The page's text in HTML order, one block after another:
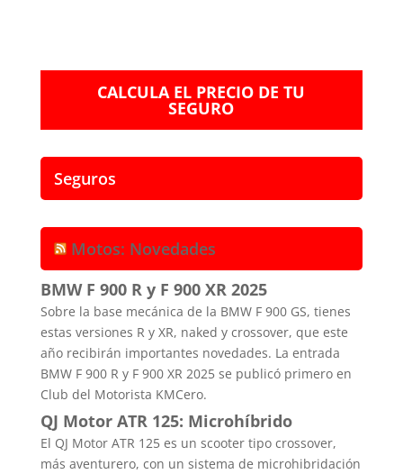
CALCULA EL PRECIO DE TU
SEGURO
Seguros
Motos: Novedades
BMW F 900 R y F 900 XR 2025
Sobre la base mecánica de la BMW F 900 GS, tienes
estas versiones R y XR, naked y crossover, que este
año recibirán importantes novedades. La entrada
BMW F 900 R y F 900 XR 2025 se publicó primero en
Club del Motorista KMCero.
QJ Motor ATR 125: Microhíbrido
El QJ Motor ATR 125 es un scooter tipo crossover,
más aventurero, con un sistema de microhibridación